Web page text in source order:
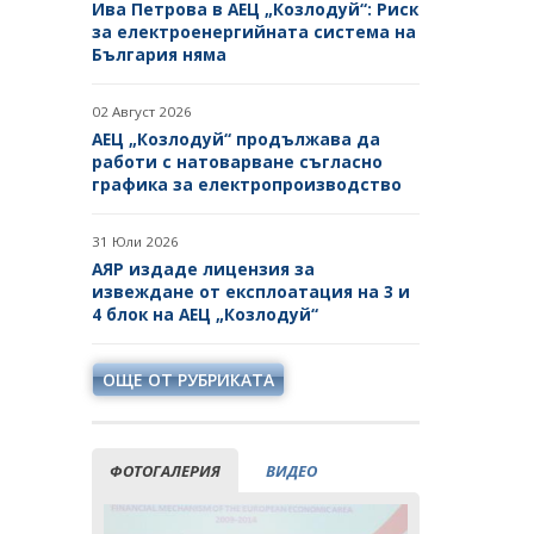
СТУДЕНТСКИ СТАЖОВЕ В
ДЪРЖАВНАТА
БИЗНЕС ОРГАНИЗАЦИИ
Ива Петрова в АЕЦ „Козлодуй“: Риск
за електроенергийната система на
България няма
02 Август 2026
АЕЦ „Козлодуй“ продължава да
работи с натоварване съгласно
графика за електропроизводство
31 Юли 2026
АЯР издаде лицензия за
извеждане от експлоатация на 3 и
4 блок на АЕЦ „Козлодуй“
ОЩЕ ОТ РУБРИКАТА
ФОТОГАЛЕРИЯ ВИДЕО